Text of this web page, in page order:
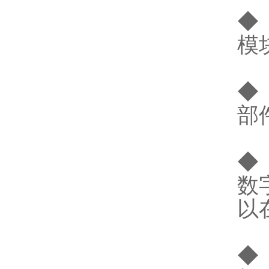
◆
模
◆
部
◆
数
以
◆